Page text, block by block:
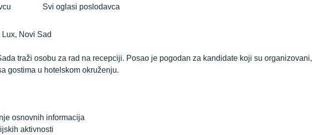
Svi oglasi poslodavca
Novi Sad
traži osobu za rad na recepciji. Posao je pogodan za kandidate koji su organizovani,
gostima u hotelskom okruženju.
osnovnih informacija
aktivnosti